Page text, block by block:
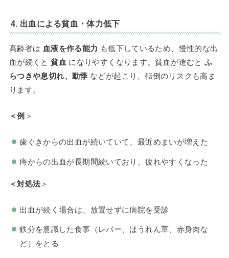
4. 出血による貧血・体力低下
高齢者は 血液を作る能力 も低下しているため、慢性的な出
血が続くと貧血 になりやすくなります。貧血が進むとふ
らつきや息切れ、動悸 などが起こり、転倒のリスクも高ま
ります。
＜例 ＞
歯ぐきからの出血が続いていて、最近めまいが増えた
痔からの出血が長期間続いており、疲れやすくなった
＜対処法＞
出血が続く場合は、放置せずに病院を受診
鉄分を意識した食事（レバー、ほうれん草、赤身肉な
ど）をとる